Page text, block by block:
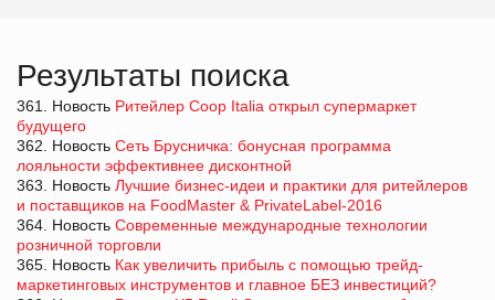
Результаты поиска
361. Новость Ритейлер Coop Italia открыл супермаркет
будущего
362. Новость Сеть Брусничка: бонусная программа
лояльности эффективнее дисконтной
363. Новость Лучшие бизнес-идеи и практики для ритейлеров
и поставщиков на FoodMaster & PrivateLabel-2016
364. Новость Современные международные технологии
розничной торговли
365. Новость Как увеличить прибыль с помощью трейд-
маркетинговых инструментов и главное БЕЗ инвестиций?